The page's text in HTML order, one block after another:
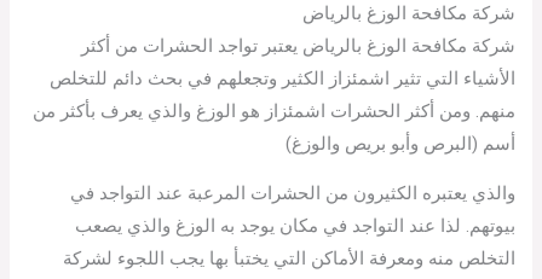
شركة مكافحة الوزغ بالرياض
شركة مكافحة الوزغ بالرياض يعتبر تواجد الحشرات من أكثر
الأشياء التي تثير اشمئزاز الكثير وتجعلهم في بحث دائم للتخلص
منهم. ومن أكثر الحشرات اشمئزاز هو الوزغ والذي يعرف بأكثر من
أسم (البرص وأبو بريص والوزغ)
والذي يعتبره الكثيرون من الحشرات المرعبة عند التواجد في
بيوتهم. لذا عند التواجد في مكان يوجد به الوزغ والذي يصعب
التخلص منه ومعرفة الأماكن التي يختبأ بها يجب اللجوء لشركة